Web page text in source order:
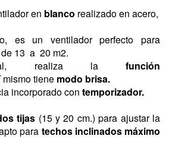
en blanco realizado en acero,
es un ventilador perfecto para
13 a 20 m2.
realiza lafunción
mismo tiene modo brisa.
incorporado con temporizador.
tijas (15 y 20 cm.) para ajustar la
para techos inclinados máximo